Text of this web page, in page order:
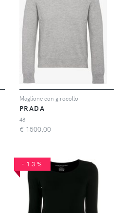
Maglione con girocollo
PRADA
48
€ 1500,00
-13%